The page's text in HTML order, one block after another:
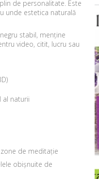
de personalitate. Este
unde estetica naturală
stabil, menține
video, citit, lucru sau
al naturii
de meditație
obișnuite de